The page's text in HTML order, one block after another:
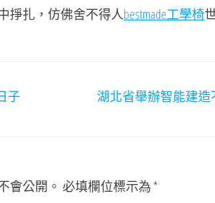
掙扎，仿佛舍不得人bestmade工學椅
子
湖北省舉辦智能建
會公開。 必填欄位標示為 *